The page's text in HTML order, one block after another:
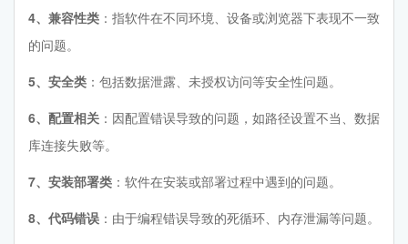
4、兼容性类 ：指软件在不同环境、设备或浏览器下表现不一致
的问题。
5、安全类 ：包括数据泄露、未授权访问等安全性问题。
6、配置相关 ：因配置错误导致的问题，如路径设置不当、数据
库连接失败等。
7、安装部署类 ：软件在安装或部署过程中遇到的问题。
8、代码错误 ：由于编程错误导致的死循环、内存泄漏等问题。